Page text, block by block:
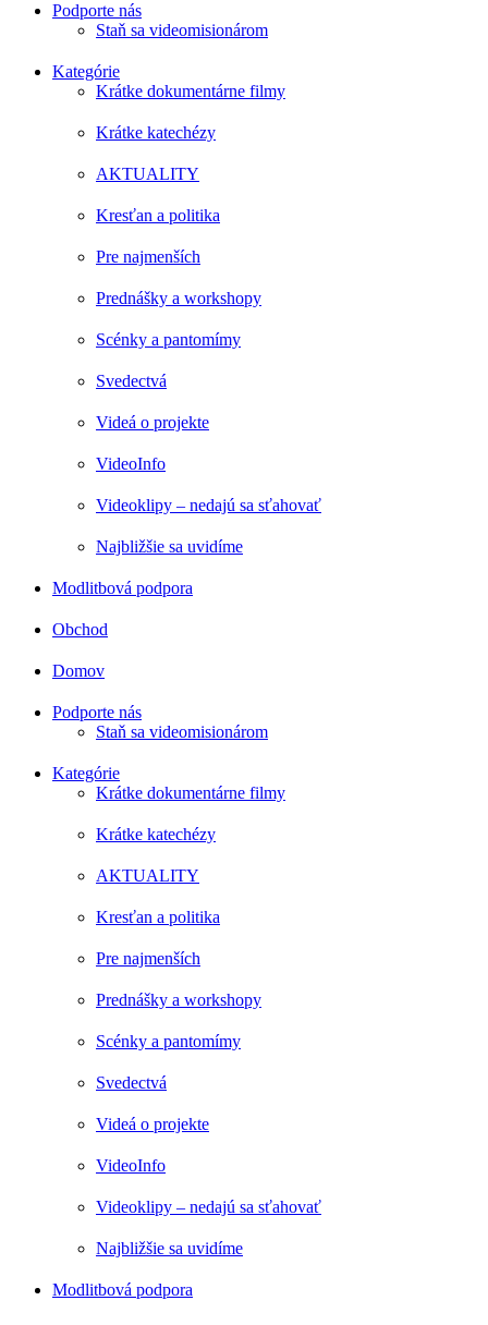
Podporte nás
Staň sa videomisionárom
Kategórie
Krátke dokumentárne filmy
Krátke katechézy
AKTUALITY
Kresťan a politika
Pre najmenších
Prednášky a workshopy
Scénky a pantomímy
Svedectvá
Videá o projekte
VideoInfo
Videoklipy – nedajú sa sťahovať
Najbližšie sa uvidíme
Modlitbová podpora
Obchod
Domov
Podporte nás
Staň sa videomisionárom
Kategórie
Krátke dokumentárne filmy
Krátke katechézy
AKTUALITY
Kresťan a politika
Pre najmenších
Prednášky a workshopy
Scénky a pantomímy
Svedectvá
Videá o projekte
VideoInfo
Videoklipy – nedajú sa sťahovať
Najbližšie sa uvidíme
Modlitbová podpora